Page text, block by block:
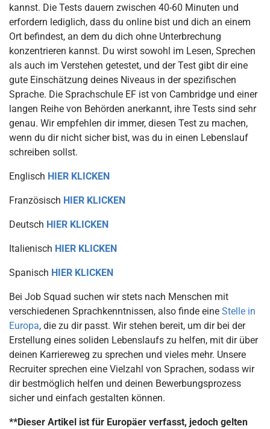
kannst. Die Tests dauern zwischen 40-60 Minuten und
erfordern lediglich, dass du online bist und dich an einem
Ort befindest, an dem du dich ohne Unterbrechung
konzentrieren kannst. Du wirst sowohl im Lesen, Sprechen
als auch im Verstehen getestet, und der Test gibt dir eine
gute Einschätzung deines Niveaus in der spezifischen
Sprache. Die Sprachschule EF ist von Cambridge und einer
langen Reihe von Behörden anerkannt, ihre Tests sind sehr
genau. Wir empfehlen dir immer, diesen Test zu machen,
wenn du dir nicht sicher bist, was du in einen Lebenslauf
schreiben sollst.
Englisch HIER KLICKEN
Französisch HIER KLICKEN
Deutsch HIER KLICKEN
Italienisch HIER KLICKEN
Spanisch HIER KLICKEN
Bei Job Squad suchen wir stets nach Menschen mit
verschiedenen Sprachkenntnissen, also finde eine Stelle in
Europa, die zu dir passt. Wir stehen bereit, um dir bei der
Erstellung eines soliden Lebenslaufs zu helfen, mit dir über
deinen Karriereweg zu sprechen und vieles mehr. Unsere
Recruiter sprechen eine Vielzahl von Sprachen, sodass wir
dir bestmöglich helfen und deinen Bewerbungsprozess
sicher und einfach gestalten können.
**Dieser Artikel ist für Europäer verfasst, jedoch gelten